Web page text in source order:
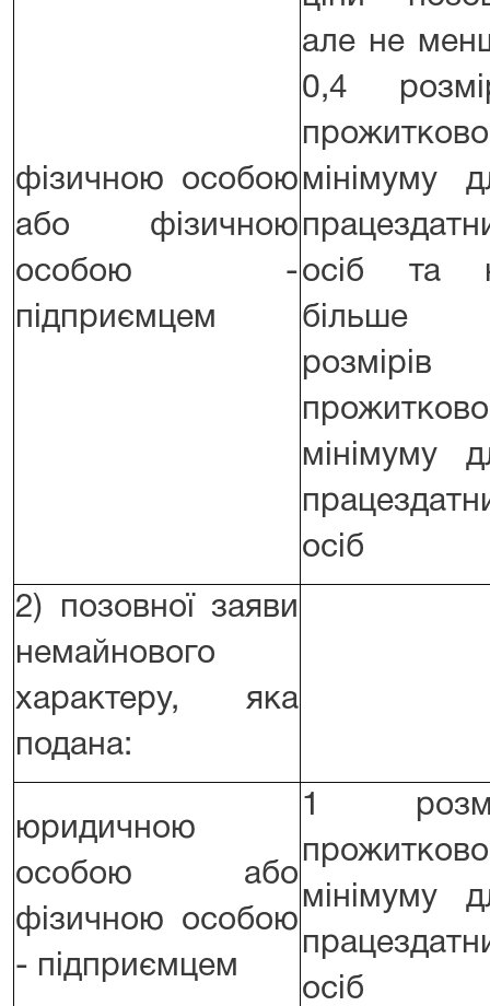
фізичною особою
або фізичною
особою -
підприємцем
але не
0,4
мінімуму
осіб та
більше
розмірів
мінімуму
осіб
2) позовної заяви
немайнового
характеру, яка
подана:
юридичною
особою або
фізичною особою
- підприємцем
1
мінімуму
осіб